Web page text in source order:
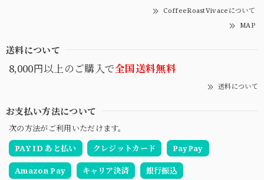
CoffeeRoastVivaceについて
MAP
送料について
8,000円以上のご購入で全国送料無料
送料について
お支払い方法について
次の方法がご利用いただけます。
PAY ID あと払い
クレジットカード PayPay
Amazon Pay キャリア決済 銀行振込